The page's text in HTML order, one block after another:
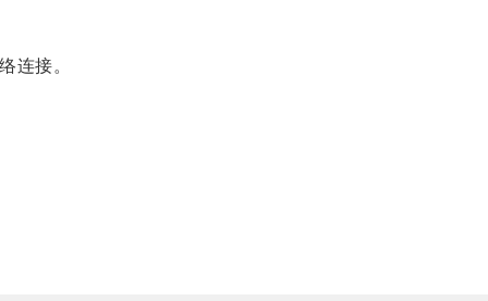
连接。